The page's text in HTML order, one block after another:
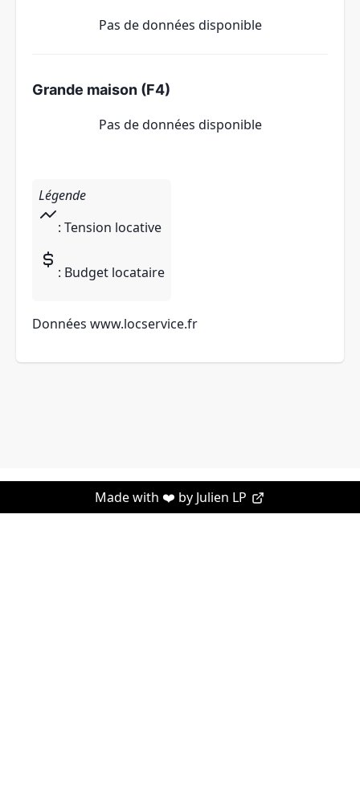
Pas de données disponible
Grande maison (F4)
Pas de données disponible
Légende
: Tension locative
: Budget locataire
Données www.locservice.fr
Made with ❤️ by Julien LP